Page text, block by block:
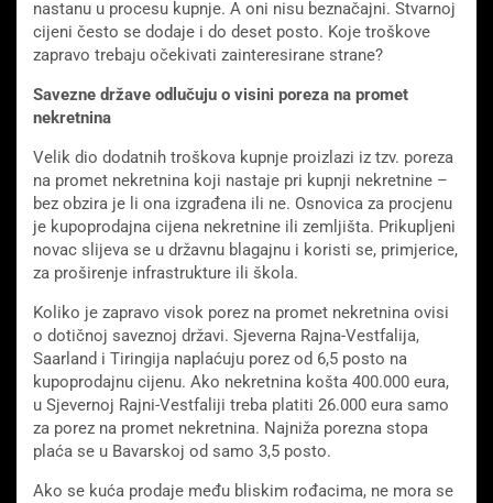
nastanu u procesu kupnje. A oni nisu beznačajni. Stvarnoj
cijeni često se dodaje i do deset posto. Koje troškove
zapravo trebaju očekivati ​​zainteresirane strane?
Savezne države odlučuju o visini poreza na promet
nekretnina
Velik dio dodatnih troškova kupnje proizlazi iz tzv. poreza
na promet nekretnina koji nastaje pri kupnji nekretnine –
bez obzira je li ona izgrađena ili ne. Osnovica za procjenu
je kupoprodajna cijena nekretnine ili zemljišta. Prikupljeni
novac slijeva se u državnu blagajnu i koristi se, primjerice,
za proširenje infrastrukture ili škola.
Koliko je zapravo visok porez na promet nekretnina ovisi
o dotičnoj saveznoj državi. Sjeverna Rajna-Vestfalija,
Saarland i Tiringija naplaćuju porez od 6,5 posto na
kupoprodajnu cijenu. Ako nekretnina košta 400.000 eura,
u Sjevernoj Rajni-Vestfaliji treba platiti 26.000 eura samo
za porez na promet nekretnina. Najniža porezna stopa
plaća se u Bavarskoj od samo 3,5 posto.
Ako se kuća prodaje među bliskim rođacima, ne mora se